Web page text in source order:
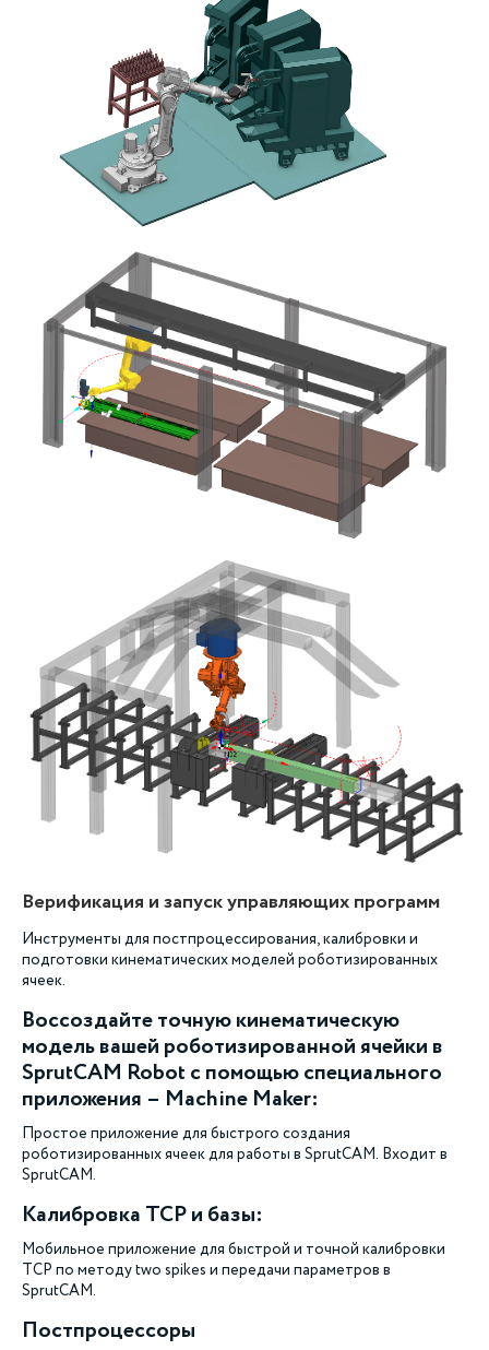
Верификация и запуск управляющих программ
Инструменты для постпроцессирования, калибровки и
подготовки кинематических моделей роботизированных
ячеек.
Воссоздайте точную кинематическую
модель вашей роботизированной ячейки в
SprutCAM Robot с помощью специального
приложения – Machine Maker:
Простое приложение для быстрого создания
роботизированных ячеек для работы в SprutCAM. Входит в
SprutCAM.
Калибровка TCP и базы:
Мобильное приложение для быстрой и точной калибровки
TCP по методу two spikes и передачи параметров в
SprutCAM.
Постпроцессоры